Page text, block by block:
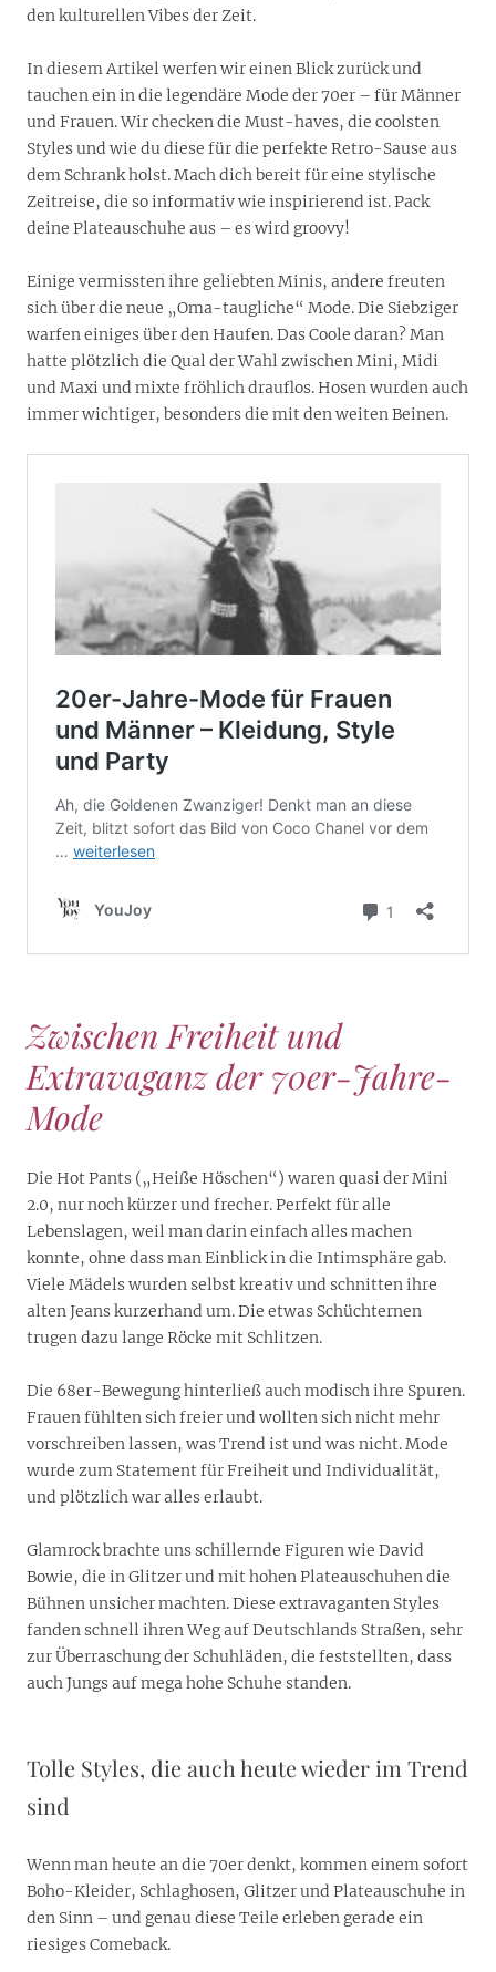
den kulturellen Vibes der Zeit.
In diesem Artikel werfen wir einen Blick zurück und
tauchen ein in die legendäre Mode der 70er – für Männer
und Frauen. Wir checken die Must-haves, die coolsten
Styles und wie du diese für die perfekte Retro-Sause aus
dem Schrank holst. Mach dich bereit für eine stylische
Zeitreise, die so informativ wie inspirierend ist. Pack
deine Plateauschuhe aus – es wird groovy!
Einige vermissten ihre geliebten Minis, andere freuten
sich über die neue „Oma-taugliche“ Mode. Die Siebziger
warfen einiges über den Haufen. Das Coole daran? Man
hatte plötzlich die Qual der Wahl zwischen Mini, Midi
und Maxi und mixte fröhlich drauflos. Hosen wurden auch
immer wichtiger, besonders die mit den weiten Beinen.
Zwischen Freiheit und
Extravaganz der 70er-Jahre-
Mode
Die Hot Pants („Heiße Höschen“) waren quasi der Mini
2.0, nur noch kürzer und frecher. Perfekt für alle
Lebenslagen, weil man darin einfach alles machen
konnte, ohne dass man Einblick in die Intimsphäre gab.
Viele Mädels wurden selbst kreativ und schnitten ihre
alten Jeans kurzerhand um. Die etwas Schüchternen
trugen dazu lange Röcke mit Schlitzen.
Die 68er-Bewegung hinterließ auch modisch ihre Spuren.
Frauen fühlten sich freier und wollten sich nicht mehr
vorschreiben lassen, was Trend ist und was nicht. Mode
wurde zum Statement für Freiheit und Individualität,
und plötzlich war alles erlaubt.
Glamrock brachte uns schillernde Figuren wie David
Bowie, die in Glitzer und mit hohen Plateauschuhen die
Bühnen unsicher machten. Diese extravaganten Styles
fanden schnell ihren Weg auf Deutschlands Straßen, sehr
zur Überraschung der Schuhläden, die feststellten, dass
auch Jungs auf mega hohe Schuhe standen.
Tolle Styles, die auch heute wieder im Trend
sind
Wenn man heute an die 70er denkt, kommen einem sofort
Boho-Kleider, Schlaghosen, Glitzer und Plateauschuhe in
den Sinn – und genau diese Teile erleben gerade ein
riesiges Comeback.